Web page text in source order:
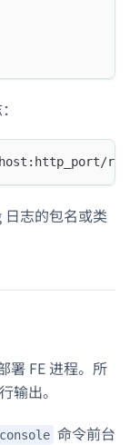
志的包名或类
署 FE 进程。所
输出。
命令前台